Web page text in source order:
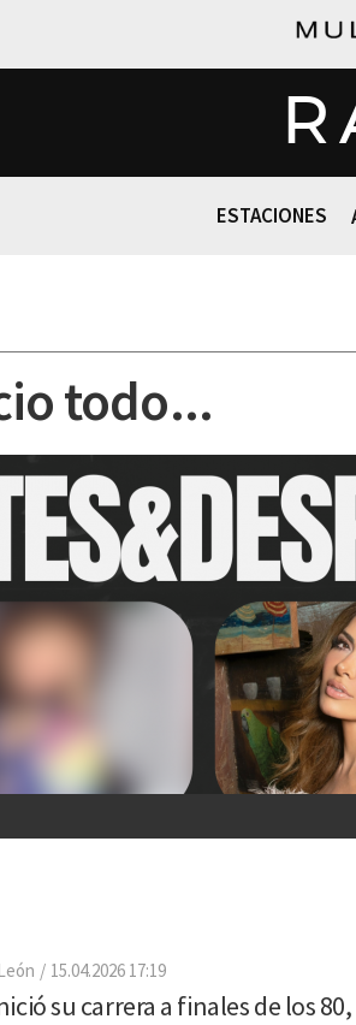
ESTACIONES
todo...
15.04.2026 17:19
su carrera a finales de los